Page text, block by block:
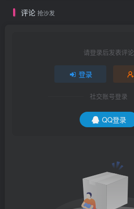
评论 抢沙发
请登录后发表评论
登录
社交账号登录
QQ登录